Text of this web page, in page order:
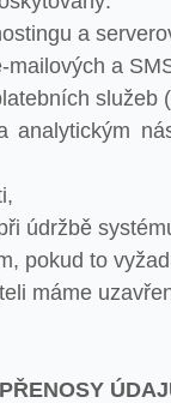
a
mailových a
služeb
analytickým
údržbě
pokud to
máme